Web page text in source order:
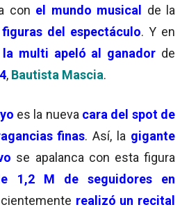
con el mundo musical
de la
del espectáculo. Y en
la multi apeló al ganador de
, Bautista Mascia.
es la nueva cara del spot de
finas. Así, la gigante
se apalanca con esta figura
1,2 M de seguidores en
realizó un recital